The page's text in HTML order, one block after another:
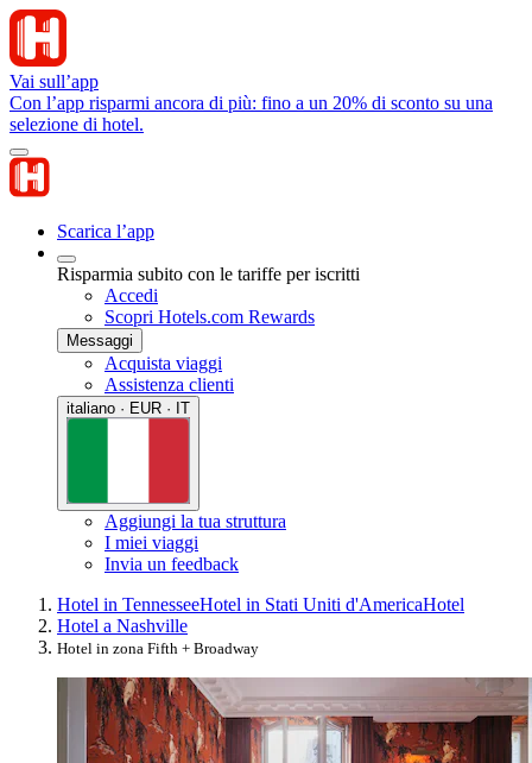
Vai sull’app
Con l’app risparmi ancora di più: fino a un 20% di sconto su una
selezione di hotel.
Scarica l’app
Risparmia subito con le tariffe per iscritti
Accedi
Scopri Hotels.com Rewards
Messaggi
Acquista viaggi
Assistenza clienti
italiano · EUR · IT
Aggiungi la tua struttura
I miei viaggi
Invia un feedback
Hotel in TennesseeHotel in Stati Uniti d'AmericaHotel
Hotel a Nashville
Hotel in zona Fifth + Broadway